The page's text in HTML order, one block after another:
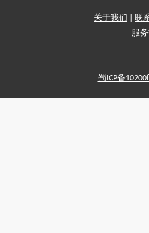
关于我们 联
服务
蜀ICP备